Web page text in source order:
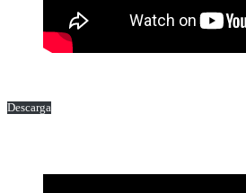
Descarga